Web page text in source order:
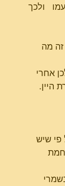
ולכך
זה מה
אחרי
היין.
פי שיש
בשמרי